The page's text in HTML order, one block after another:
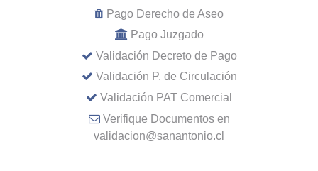
Pago Derecho de Aseo
Pago Juzgado
Validación Decreto de Pago
Validación P. de Circulación
Validación PAT Comercial
Verifique Documentos en
validacion@sanantonio.cl